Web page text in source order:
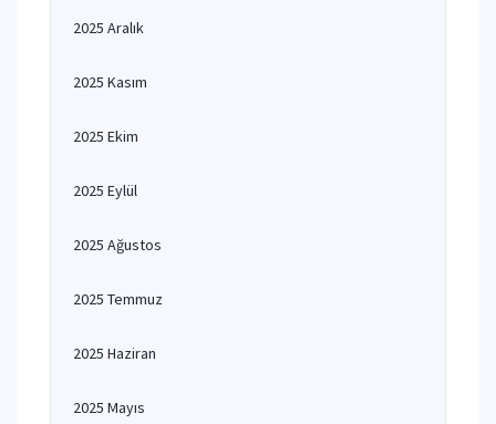
2025 Aralık
2025 Kasım
2025 Ekim
2025 Eylül
2025 Ağustos
2025 Temmuz
2025 Haziran
2025 Mayıs